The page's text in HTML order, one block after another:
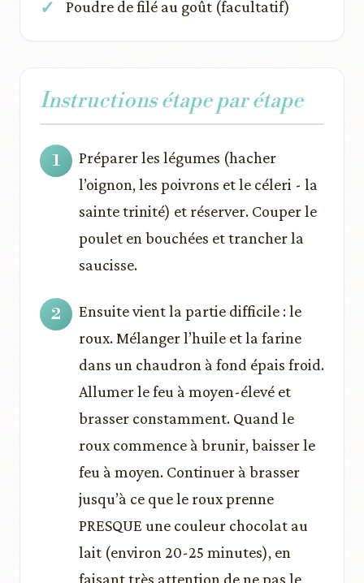
Poudre de filé au goût (facultatif)
Instructions étape par étape
Préparer les légumes (hacher
l’oignon, les poivrons et le céleri - la
sainte trinité) et réserver. Couper le
poulet en bouchées et trancher la
saucisse.
Ensuite vient la partie difficile : le
roux. Mélanger l’huile et la farine
dans un chaudron à fond épais froid.
Allumer le feu à moyen-élevé et
brasser constamment. Quand le
roux commence à brunir, baisser le
feu à moyen. Continuer à brasser
jusqu’à ce que le roux prenne
PRESQUE une couleur chocolat au
lait (environ 20-25 minutes), en
faisant très attention de ne pas le